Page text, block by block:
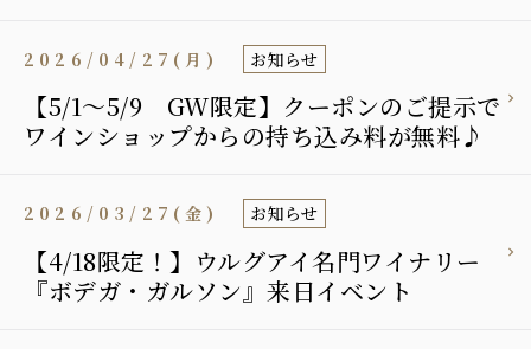
【5/1～5/9 GW限定】クーポンのご提示で
ワインショップからの持ち込み料が無料♪
2026/04/27(月) お知らせ
【4/18限定！】ウルグアイ名門ワイナリー
『ボデガ・ガルソン』来日イベント
2026/03/27(金) お知らせ